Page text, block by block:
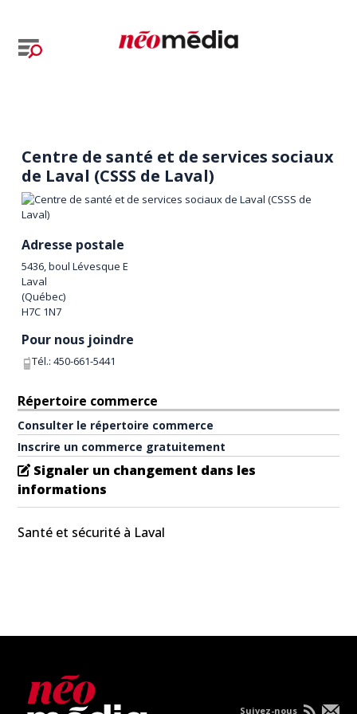
Centre de santé et de services sociaux
de Laval (CSSS de Laval)
Adresse postale
5436, boul Lévesque E
Laval
(Québec)
H7C 1N7
Pour nous joindre
Tél.:450-661-5441
Répertoire commerce
Consulter le répertoire commerce
Inscrire un commerce gratuitement
Signaler un changement dans les
informations
Santé et sécurité à Laval
Suivez-nous